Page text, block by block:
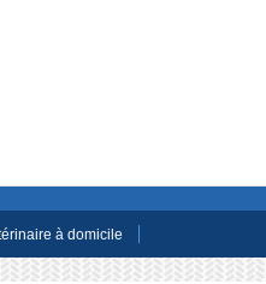
à domicile